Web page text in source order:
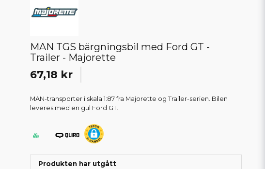
MAN TGS bärgningsbil med Ford GT -
Trailer - Majorette
67,18 kr
MAN-transporter i skala 1:87 fra Majorette og Trailer-serien. Bilen
leveres med en gul Ford GT.
Produkten har utgått